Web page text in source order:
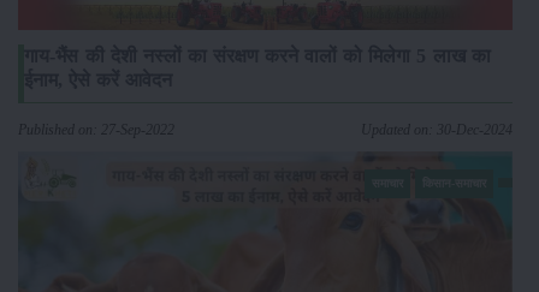
Published on: 27-Sep-2022 Updated on: 30-Dec-2024